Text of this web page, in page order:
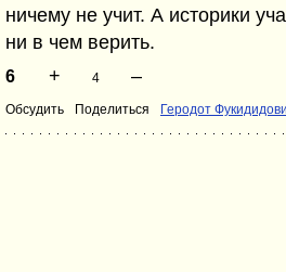
ничему не учит. А историки
ни в чем верить.
6 + 4 –
Обсудить Поделиться Геродот